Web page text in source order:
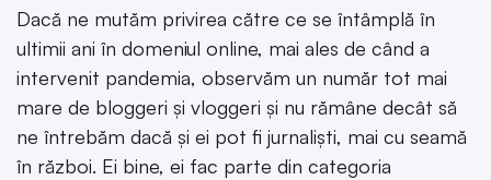
Dacă ne mutăm privirea către ce se întâmplă în
ultimii ani în domeniul online, mai ales de când a
intervenit pandemia, observăm un număr tot mai
mare de bloggeri și vloggeri și nu rămâne decât să
ne întrebăm dacă și ei pot fi jurnaliști, mai cu seamă
în război. Ei bine, ei fac parte din categoria